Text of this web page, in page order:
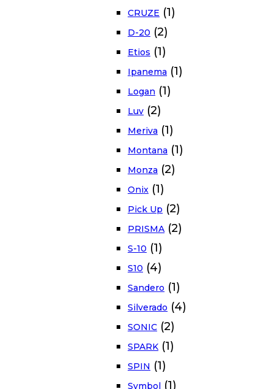
CRUZE (1)
D-20 (2)
Etios (1)
Ipanema (1)
Logan (1)
Luv (2)
Meriva (1)
Montana (1)
Monza (2)
Onix (1)
Pick Up (2)
PRISMA (2)
S-10 (1)
S10 (4)
Sandero (1)
Silverado (4)
SONIC (2)
SPARK (1)
SPIN (1)
Symbol (1)